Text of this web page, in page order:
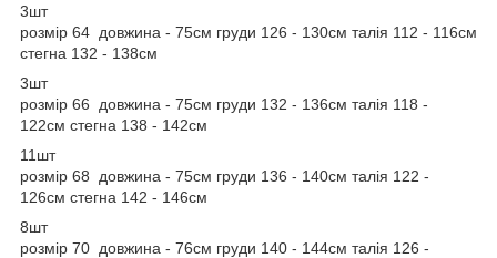
3шт
розмір 64 довжина - 75см груди 126 - 130см талія 112 - 116см
стегна 132 - 138см
3шт
розмір 66 довжина - 75см груди 132 - 136см талія 118 -
122см стегна 138 - 142см
11шт
розмір 68 довжина - 75см груди 136 - 140см талія 122 -
126см стегна 142 - 146см
8шт
розмір 70 довжина - 76см груди 140 - 144см талія 126 -